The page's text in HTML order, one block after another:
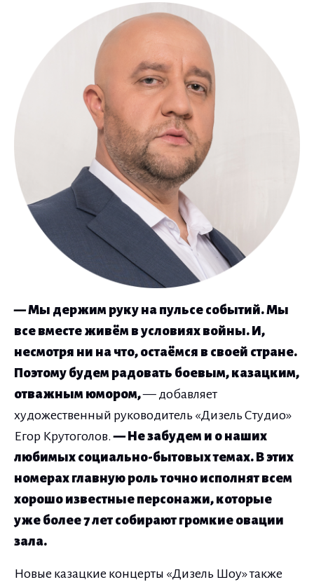
— Мы держим руку на пульсе событий. Мы
все вместе живём в условиях войны. И,
несмотря ни на что, остаёмся в своей стране.
Поэтому будем радовать боевым, казацким,
отважным юмором,— добавляет
художественный руководитель «Дизель Студио»
Егор Крутоголов.— Не забудем и о наших
любимых социально-бытовых темах. В этих
номерах главную роль точно исполнят всем
хорошо известные персонажи, которые
уже более 7 лет собирают громкие овации
зала.
Новые казацкие концерты «Дизель Шоу» также